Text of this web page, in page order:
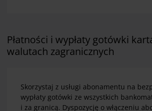
Płatności i wypłaty gotówki
walutach zagranicznych
Skorzystaj z usługi abonamentu na
wypłaty gotówki ze wszystkich
i za granicą. Dyspozycję o włączeniu